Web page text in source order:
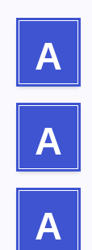
А
А
А